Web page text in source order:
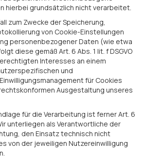
hierbei grundsätzlich nicht verarbeitet.
zum Zwecke der Speicherung,
von Cookie-Einstellungen
personenbezogener Daten (wie etwa
diese gemäß Art. 6 Abs. 1 lit. f DSGVO
Interesses an einem
und
für Cookies
Ausgestaltung unseres
für die Verarbeitung ist ferner Art. 6
unterliegen als Verantwortliche der
den Einsatz technisch nicht
von der jeweiligen Nutzereinwilligung